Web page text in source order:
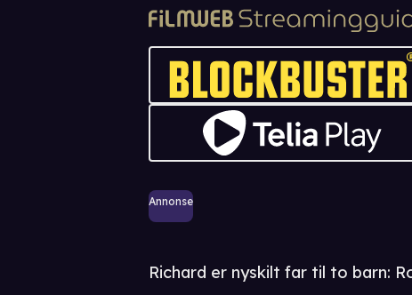
Annonse
Richard er nyskilt far til to barn: